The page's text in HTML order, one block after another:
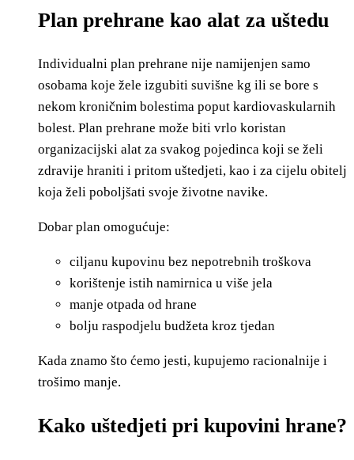
Plan prehrane kao alat za uštedu
Individualni plan prehrane nije namijenjen samo
osobama koje žele izgubiti suvišne kg ili se bore s
nekom kroničnim bolestima poput kardiovaskularnih
bolest. Plan prehrane može biti vrlo koristan
organizacijski alat za svakog pojedinca koji se želi
zdravije hraniti i pritom uštedjeti, kao i za cijelu obitelj
koja želi poboljšati svoje životne navike.
Dobar plan omogućuje:
ciljanu kupovinu bez nepotrebnih troškova
korištenje istih namirnica u više jela
manje otpada od hrane
bolju raspodjelu budžeta kroz tjedan
Kada znamo što ćemo jesti, kupujemo racionalnije i
trošimo manje.
Kako uštedjeti pri kupovini hrane?